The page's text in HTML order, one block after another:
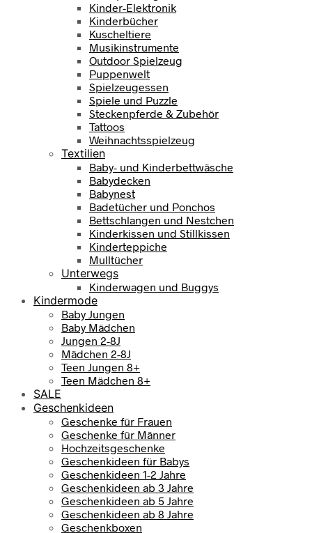
Kinder-Elektronik
Kinderbücher
Kuscheltiere
Musikinstrumente
Outdoor Spielzeug
Puppenwelt
Spielzeugessen
Spiele und Puzzle
Steckenpferde & Zubehör
Tattoos
Weihnachtsspielzeug
Textilien
Baby- und Kinderbettwäsche
Babydecken
Babynest
Badetücher und Ponchos
Bettschlangen und Nestchen
Kinderkissen und Stillkissen
Kinderteppiche
Mulltücher
Unterwegs
Kinderwagen und Buggys
Kindermode
Baby Jungen
Baby Mädchen
Jungen 2-8J
Mädchen 2-8J
Teen Jungen 8+
Teen Mädchen 8+
SALE
Geschenkideen
Geschenke für Frauen
Geschenke für Männer
Hochzeitsgeschenke
Geschenkideen für Babys
Geschenkideen 1-2 Jahre
Geschenkideen ab 3 Jahre
Geschenkideen ab 5 Jahre
Geschenkideen ab 8 Jahre
Geschenkboxen